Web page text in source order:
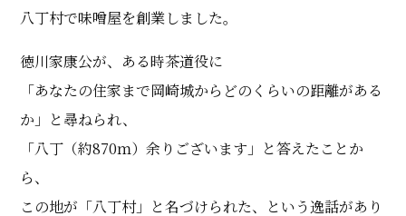
八丁村で味噌屋を創業しました。
徳川家康公が、ある時茶道役に
「あなたの住家まで岡崎城からどのくらいの距離がある
か」と尋ねられ、
「八丁（約870ｍ）余りございます」と答えたことか
ら、
この地が「八丁村」と名づけられた、という逸話があり